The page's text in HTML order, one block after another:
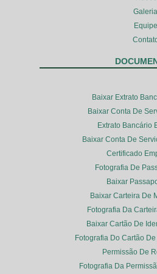
Galeria
Equipe
Baixar Extrato
Baixar Conta De
Extrato Bancário
Baixar Conta De
Certificado
Fotografia De
Baixar
Baixar Carteira De
Fotografia Da
Baixar Cartão De
Fotografia Do Cartão
Permissão De
Fotografia Da